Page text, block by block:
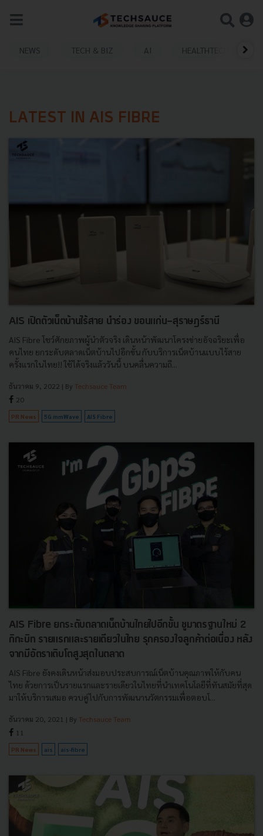
NEWS TECH & BIZ AI HEALTHTECH
LATEST IN AIS FIBRE
AIS เปิดตัวเน็ตบ้านไร้สาย นำร่อง ขอนแก่น-สุราษฎร์ธานี
AIS Fibre โชว์ศักยภาพผู้นำตัวจริง เดินหน้าพัฒนาโครงข่ายอัจฉริยะเพื่อ
คนไทย ยกระดับตลาดเน็ตบ้านไปอีกขั้น กับบริการเน็ตบ้านแบบไร้สาย
ครั้งแรกในไทย!! ใช้ได้จริงแล้ววันนี้ บนคลื่นความถี...
ธันวาคม 9, 2022 | By Techsauce Team
20
PR News 5G mmWave AIS Fibre
AIS Fibre ยกระดับตลาดเน็ตบ้านไทยไปอีกขั้น ชูมาตรฐานใหม่ 2
กิกะบิท รายแรกและรายเดียวในไทย รุกครองใจลูกค้าต่อเนื่อง หลัง
จากมีอัตราเติบโตสูงสุดในตลาด
AIS Fibre ยังคงเดินหน้าส่งมอบประสบการณ์เน็ตบ้านคุณภาพให้กับคน
ไทย ด้วยการเป็นรายแรกและรายเดียวในไทยที่นำเทคโนโลยีที่ทันสมัยที่สุด
มาให้บริการเสมอ ควบคู่ไปกับการพัฒนานวัตกรรมเพื่อตอบโ...
ธันวาคม 20, 2021 | By Techsauce Team
11
PR News ais ais-fibre